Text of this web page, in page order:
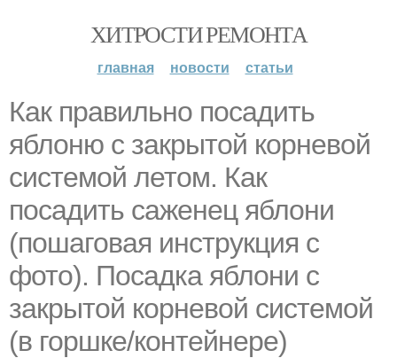
ХИТРОСТИ РЕМОНТА
главная новости статьи
Как правильно посадить
яблоню с закрытой корневой
системой летом. Как
посадить саженец яблони
(пошаговая инструкция с
фото). Посадка яблони с
закрытой корневой системой
(в горшке/контейнере)